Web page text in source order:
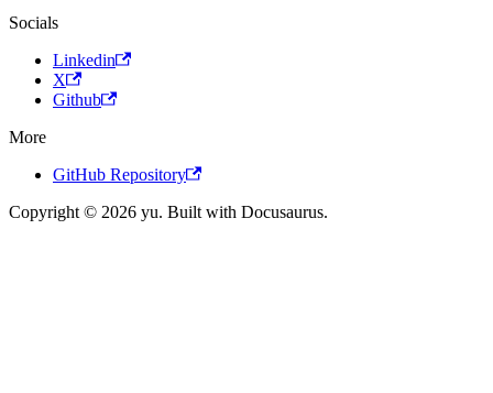
Socials
Linkedin
X
Github
More
GitHub Repository
Copyright © 2026 yu. Built with Docusaurus.